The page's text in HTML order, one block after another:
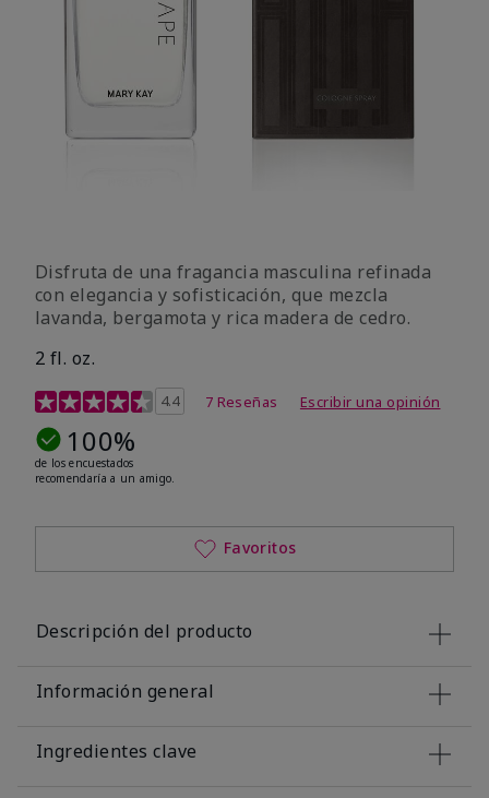
Disfruta de una fragancia masculina refinada
con elegancia y sofisticación, que mezcla
lavanda, bergamota y rica madera de cedro.
2 fl. oz.
Calificación de clientes de 4,7 de 5
4.4 7 Reseñas Escribir una opinión
100%
de los encuestados
recomendaría a un amigo.
Favoritos
Descripción del producto
Información general
Ingredientes clave